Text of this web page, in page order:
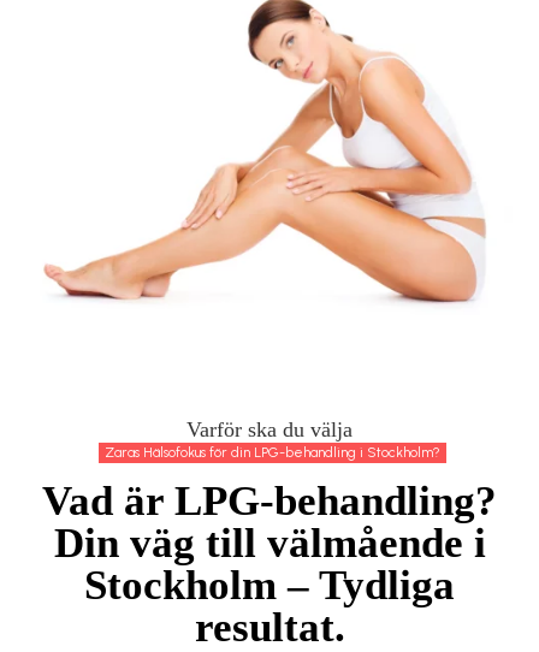
Varför ska du välja
Zaras Hälsofokus för din LPG-behandling i Stockholm?
Vad är LPG-behandling?
Din väg till välmående i
Stockholm – Tydliga
resultat.